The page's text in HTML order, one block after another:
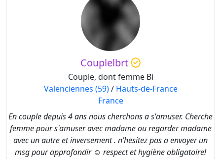
Couplelbrt
Couple, dont femme Bi
Valenciennes (59)/ Hauts-de-France
France
En couple depuis 4 ans nous cherchons a s'amuser. Cherche
femme pour s'amuser avec madame ou regarder madame
avec un autre et inversement . n’hesitez pas a envoyer un
msg pour approfondir ☺️ respect et hygiène obligatoire!